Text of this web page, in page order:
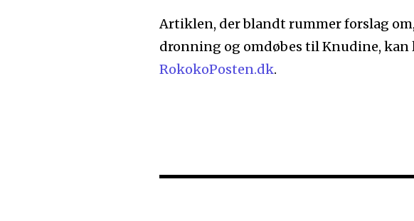
Artiklen, der blandt rummer forslag
dronning og omdøbes til Knudine, kan
RokokoPosten.dk.